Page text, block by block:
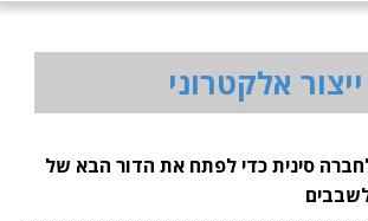
ייצור אלקטרוני
סינית כדי לפתח את הדור הבא של